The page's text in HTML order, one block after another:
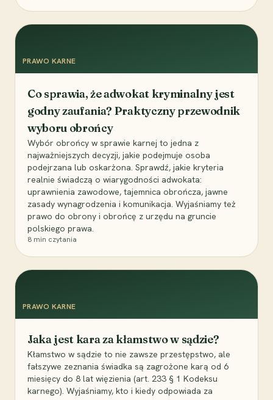
PRAWO KARNE
Co sprawia, że adwokat kryminalny jest
godny zaufania? Praktyczny przewodnik
wyboru obrońcy
Wybór obrońcy w sprawie karnej to jedna z
najważniejszych decyzji, jakie podejmuje osoba
podejrzana lub oskarżona. Sprawdź, jakie kryteria
realnie świadczą o wiarygodności adwokata:
uprawnienia zawodowe, tajemnica obrończa, jawne
zasady wynagrodzenia i komunikacja. Wyjaśniamy też
prawo do obrony i obrońcę z urzędu na gruncie
polskiego prawa.
8 min czytania
PRAWO KARNE
Jaka jest kara za kłamstwo w sądzie?
Kłamstwo w sądzie to nie zawsze przestępstwo, ale
fałszywe zeznania świadka są zagrożone karą od 6
miesięcy do 8 lat więzienia (art. 233 § 1 Kodeksu
karnego). Wyjaśniamy, kto i kiedy odpowiada za